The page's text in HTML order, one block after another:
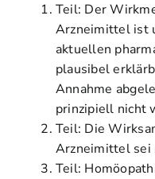
Teil: Der
Arzneimittel ist
aktuellen
plausibel
Annahme
prinzipiell nicht
Teil: Die
Arzneimittel sei
Teil: